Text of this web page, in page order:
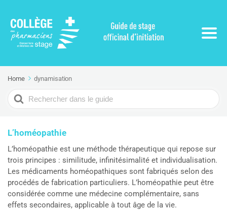
Home dynamisation
Search
For
L’homéopathie
L’homéopathie est une méthode thérapeutique qui repose sur
trois principes : similitude, infinitésimalité et individualisation.
Les médicaments homéopathiques sont fabriqués selon des
procédés de fabrication particuliers. L’homéopathie peut être
considérée comme une médecine complémentaire, sans
effets secondaires, applicable à tout âge de la vie.